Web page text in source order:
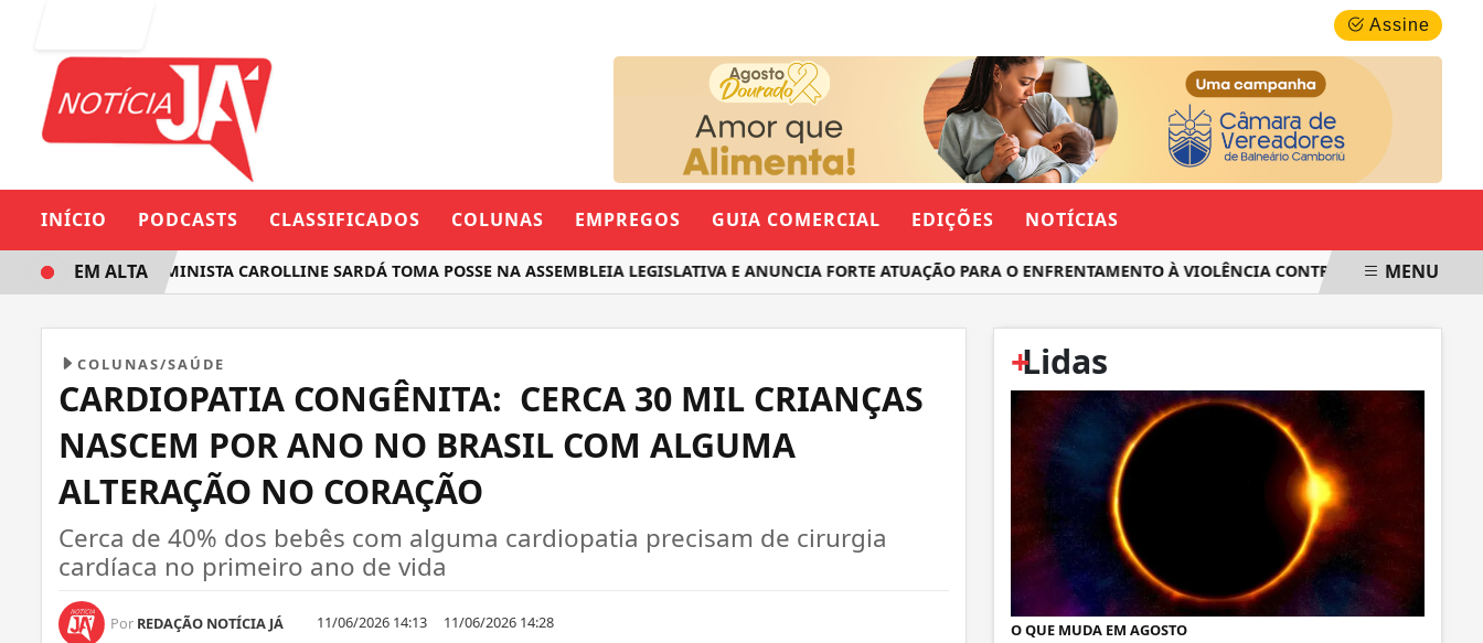
Assine
INÍCIO PODCASTS CLASSIFICADOS COLUNAS EMPREGOS GUIA COMERCIAL EDIÇÕES NOTÍCIAS
DEPUTADA FEMINISTA CAROLLINE SARDÁ TOMA POSSE NA ASSEMBLEIA LEGISLATIVA E ANUNCIA FORTE ATUAÇÃO PARA O ENFRENTAMENTO À VIOLÊNCIA CONTRA AS MULHERES EM
EM ALTA MENU
COLUNAS/SAÚDE
CARDIOPATIA CONGÊNITA: CERCA 30 MIL CRIANÇAS
NASCEM POR ANO NO BRASIL COM ALGUMA
ALTERAÇÃO NO CORAÇÃO
Cerca de 40% dos bebês com alguma cardiopatia precisam de cirurgia
cardíaca no primeiro ano de vida
Por REDAÇÃO NOTÍCIA JÁ 11/06/2026 14:13 11/06/2026 14:28
+
Lidas
O QUE MUDA EM AGOSTO